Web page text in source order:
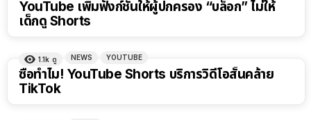
YouTube เพิ่มฟังก์ชันให้ผู้ปกครอง “บล็อก” ไม่ให้
เด็กดู Shorts
1.1k ดู NEWS YOUTUBE
ซื้อทำไม! YouTube Shorts บริการวิดีโอสั้นคล้าย
TikTok